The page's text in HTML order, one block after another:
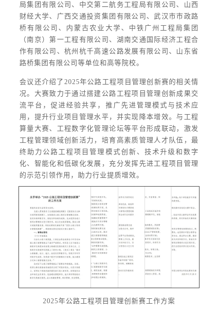
局集团有限公司、中交第二航务工程局有限公司、山西
财经大学、广西交通投资集团有限公司、武汉市市政路
桥有限公司、内蒙古农业大学、中铁广州工程局集团
（南京）第一工程有限公司、湖南交通国际经济工程合
作有限公司、杭州杭千高速公路发展有限公司、山东省
路桥集团有限公司等单位和高等院校。
会议还介绍了2025年公路工程项目管理创新赛的相关情
况。大赛致力于通过搭建公路工程项目管理创新成果交
流平台，促进经验共享，推广先进管理模式与技术应
用，提升行业项目管理水平，并实现降本增效。与工程
算量大赛、工程数字化管理论坛等平台形成联动，激发
工程管理领域创新活力，培育高素质管理人才队伍，最
终助力公路工程项目管理模式创新、技术升级和数字
化、智能化和低碳化发展，充分发挥先进工程项目管理
的示范引领作用，助力行业提质增效。
2025年公路工程项目管理创新赛工作方案